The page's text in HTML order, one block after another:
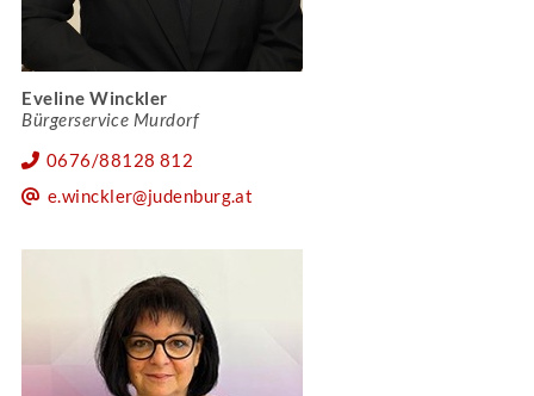
Eveline Winckler
Bürgerservice Murdorf
0676/88128 812
e.winckler@judenburg.at